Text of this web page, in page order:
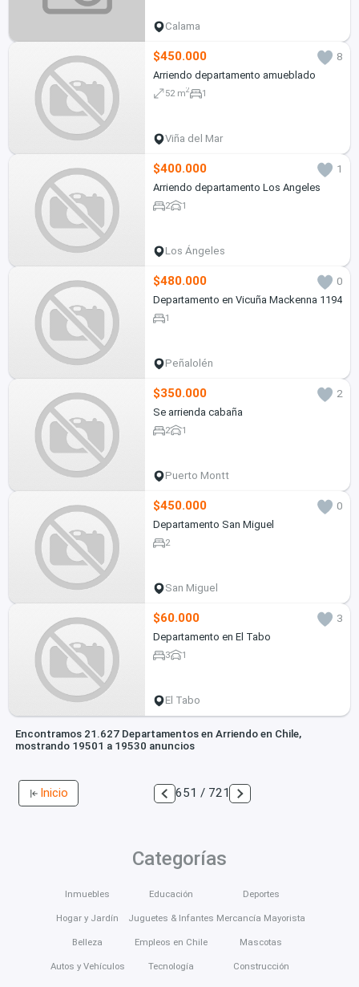
Calama
$450.000
8
Arriendo departamento amueblado
52 m2 1
Viña del Mar
$400.000
1
Arriendo departamento Los Angeles
2 1
Los Ángeles
$480.000
0
Departamento en Vicuña Mackenna 1194
1
Peñalolén
$350.000
2
Se arrienda cabaña
2 1
Puerto Montt
$450.000
0
Departamento San Miguel
2
San Miguel
$60.000
3
Departamento en El Tabo
3 1
El Tabo
Encontramos 21.627 Departamentos en Arriendo en Chile,
mostrando 19501 a 19530 anuncios
Inicio 651 / 721
Categorías
Inmuebles
Hogar y Jardín
Belleza
Autos y Vehículos
Educación
Juguetes & Infantes
Empleos en Chile
Tecnología
Deportes
Mercancía Mayorista
Mascotas
Construcción